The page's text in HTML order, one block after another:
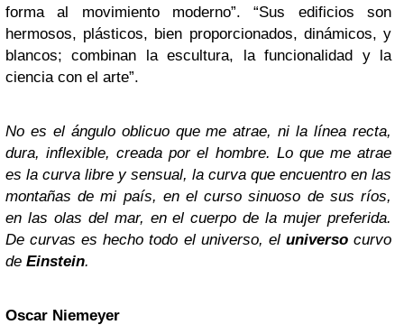
forma al movimiento moderno”. “Sus edificios son
hermosos, plásticos, bien proporcionados, dinámicos, y
blancos; combinan la escultura, la funcionalidad y la
ciencia con el arte”.
No es el ángulo oblicuo que me atrae, ni la línea recta,
dura, inflexible, creada por el hombre. Lo que me atrae
es la curva libre y sensual, la curva que encuentro en las
montañas de mi país, en el curso sinuoso de sus ríos,
en las olas del mar, en el cuerpo de la mujer preferida.
De curvas es hecho todo el universo, el universocurvo
de Einstein.
Oscar Niemeyer